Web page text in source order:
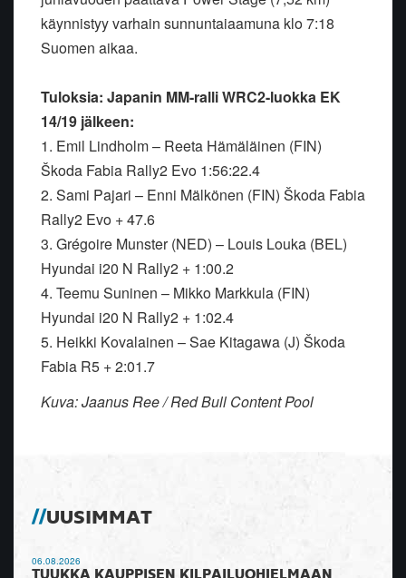
käynnistyy varhain sunnuntaiaamuna klo 7:18
Suomen aikaa.
Tuloksia: Japanin MM-ralli WRC2-luokka EK
14/19 jälkeen:
1. Emil Lindholm – Reeta Hämäläinen (FIN)
Škoda Fabia Rally2 Evo 1:56:22.4
2. Sami Pajari – Enni Mälkönen (FIN) Škoda Fabia
Rally2 Evo + 47.6
3. Grégoire Munster (NED) – Louis Louka (BEL)
Hyundai i20 N Rally2 + 1:00.2
4. Teemu Suninen – Mikko Markkula (FIN)
Hyundai i20 N Rally2 + 1:02.4
5. Heikki Kovalainen – Sae Kitagawa (J) Škoda
Fabia R5 + 2:01.7
Kuva: Jaanus Ree / Red Bull Content Pool
UUSIMMAT
06.08.2026